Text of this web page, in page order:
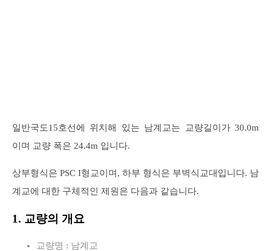
일반국도15호선에 위치해 있는 남계교는 교량길이가 30.0m
이며 교량 폭은 24.4m 입니다.
상부형식은 PSC I형교이며, 하부 형식은 부벽식교대입니다. 남
계교에 대한 구체적인 제원은 다음과 같습니다.
1. 교량의 개요
교량명 : 남계교